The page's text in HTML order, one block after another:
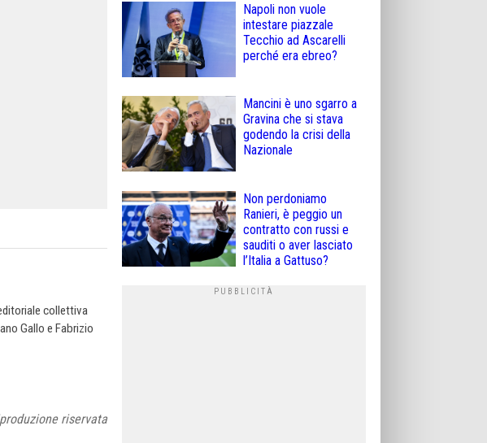
collettiva
Gallo e Fabrizio
riservata
Napoli non vuole
intestare piazzale
Tecchio ad Ascarelli
perché era ebreo?
Mancini è uno sgarro a
Gravina che si stava
godendo la crisi della
Nazionale
Non perdoniamo
Ranieri, è peggio un
contratto con russi e
sauditi o aver lasciato
l’Italia a Gattuso?